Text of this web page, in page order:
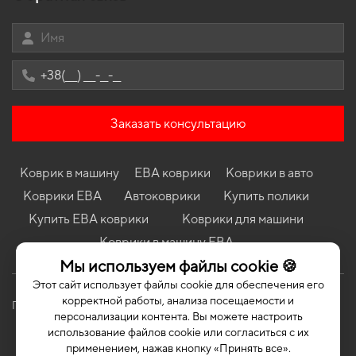
Мы используем файлы cookie 🍪
Этот сайт использует файлы cookie для обеспечения его
корректной работы, анализа посещаемости и
персонализации контента. Вы можете настроить
использование файлов cookie или согласиться с их
применением, нажав кнопку «Принять все».
EU Crossover
Коврики в салон Nissan X-Trail T30 2001 - 2007 I поколение EU
Crossover правый руль
Коврики в салон Chery Amulet 2003-2014 I поколение EU
Коврики в салон Renault Twingo 1992 - 2007 I поколение EU
Коврики Citroen C3 Pluriel 2003 - 2010 I поколение EU Cabriolet
Коврики Seat Toledo 2012 - 2019 IV поколение EU Liftback
Коврики Peugeot 806 1994 - 2002 I поколение EU Minivan
Заказать консультацию
Коврик в машину ЕВА коврики
Коврики в авто
Коврики ЕВА
Автоковрики
Купить полики
Купить ЕВА коврики
Коврики для машини
Коврики в машину ЕВА
Политика конфиденциальности Публичная оферта